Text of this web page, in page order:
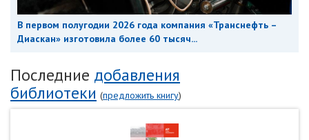
В первом полугодии 2026 года компания «Транснефть –
Диаскан» изготовила более 60 тысяч...
Последние добавления
библиотеки (предложить книгу)